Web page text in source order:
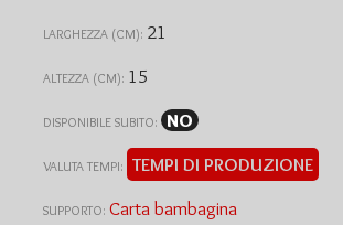
LARGHEZZA (CM): 21
ALTEZZA (CM): 15
DISPONIBILE SUBITO: NO
VALUTA TEMPI: TEMPI DI PRODUZIONE
SUPPORTO: Carta bambagina